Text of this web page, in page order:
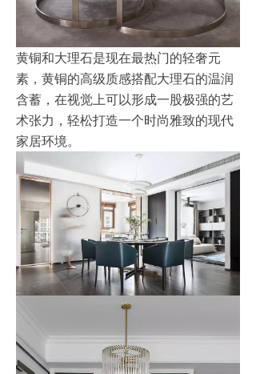
黄铜和大理石是现在最热门的轻奢元
素，黄铜的高级质感搭配大理石的温润
含蓄，在视觉上可以形成一股极强的艺
术张力，轻松打造一个时尚雅致的现代
家居环境。